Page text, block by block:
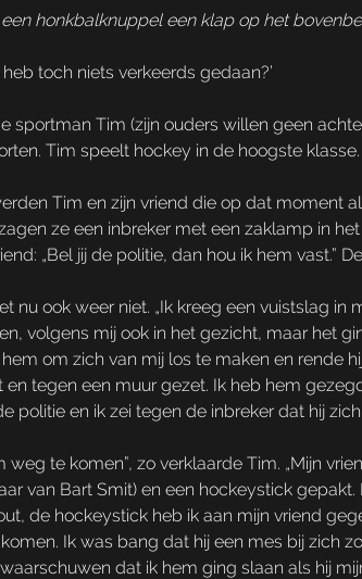
honkbalknuppel een klap op het
toch niets verkeerds gedaan?’
sportman Tim (zijn ouders willen geen
Tim speelt hockey in de hoogste
Tim en zijn vriend die op dat moment
ze een inbreker met een zaklamp in
„Bel jij de politie, dan hou ik hem vast.”
nu ook weer niet. „Ik kreeg een vuistslag
volgens mij ook in het gezicht, maar het
om zich van mij los te maken en rende
tegen een muur gezet. Ik heb hem
politie en ik zei tegen de inbreker dat hij
weg te komen”, zo verklaarde Tim. „Mijn
van Bart Smit) en een hockeystick
de hockeystick heb ik aan mijn vriend
Ik was bang dat hij een mes bij zich
dat ik hem ging slaan als hij